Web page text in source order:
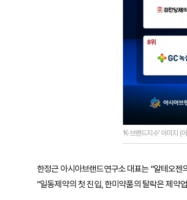
‘K-브랜드지수’ 이미지 (
한정근 아시아브랜드연구소 대표는 “알테오
“일동제약의 첫 진입, 한미약품의 탈락은 제약